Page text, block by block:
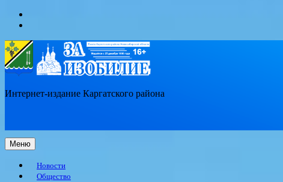
Интернет-издание Каргатского района
Меню
Новости
Общество